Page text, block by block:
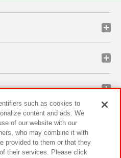
such as cookies to
content and ads. We
of our website with our
who may combine it with
provided to them or that they
their services. Please click